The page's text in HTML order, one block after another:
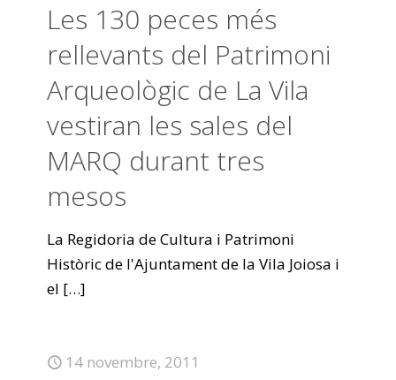
Les 130 peces més
rellevants del Patrimoni
Arqueològic de La Vila
vestiran les sales del
MARQ durant tres
mesos
La Regidoria de Cultura i Patrimoni
Històric de l'Ajuntament de la Vila Joiosa i
el […]
14 novembre, 2011